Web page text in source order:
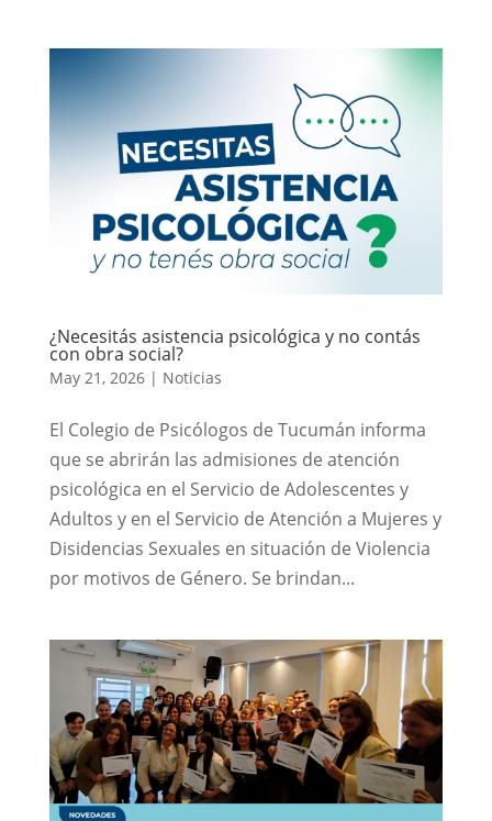
¿Necesitás asistencia psicológica y no contás
con obra social?
May 21, 2026| Noticias
El Colegio de Psicólogos de Tucumán informa
que se abrirán las admisiones de atención
psicológica en el Servicio de Adolescentes y
Adultos y en el Servicio de Atención a Mujeres y
Disidencias Sexuales en situación de Violencia
por motivos de Género. Se brindan...